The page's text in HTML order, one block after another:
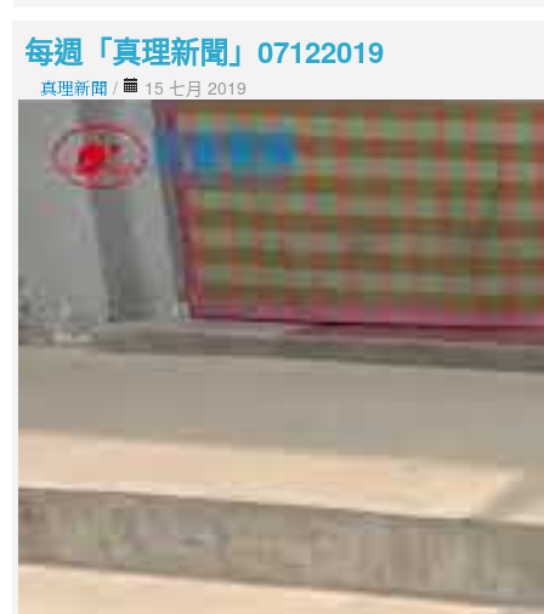
每週「真理新聞」07122019
真理新聞 / 15 七月 2019